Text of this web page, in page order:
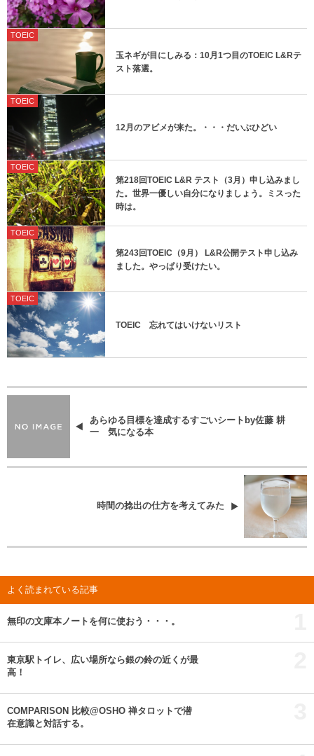
TOEIC
玉ネギが目にしみる：10月1つ目のTOEIC L&Rテ
スト落選。
TOEIC
12月のアビメが来た。・・・だいぶひどい
TOEIC
第218回TOEIC L&R テスト（3月）申し込みまし
た。世界一優しい自分になりましょう。ミスった
時は。
TOEIC
第243回TOEIC（9月） L&R公開テスト申し込み
ました。やっぱり受けたい。
TOEIC
TOEIC 忘れてはいけないリスト
あらゆる目標を達成するすごいシートby佐藤 耕
一 気になる本
時間の捻出の仕方を考えてみた
よく読まれている記事
無印の文庫本ノートを何に使おう・・・。
東京駅トイレ、広い場所なら銀の鈴の近くが最
高！
COMPARISON 比較@OSHO 禅タロットで潜
在意識と対話する。